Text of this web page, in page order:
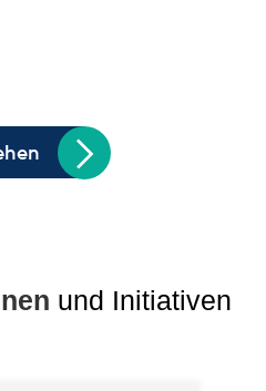
und Initiativen